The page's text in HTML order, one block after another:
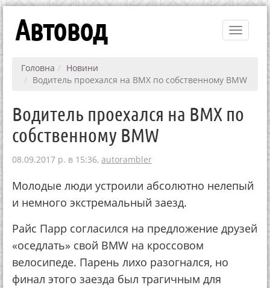
Toggle
Автовод
Головна
Новини
Водитель проехался на BMX по собственному BMW
Водитель проехался на BMX по
собственному BMW
08.09.2017 р. в 15:36, autorambler
Молодые люди устроили абсолютно нелепый
и немного экстремальный заезд.
Райс Парр согласился на предложение друзей
«оседлать» свой BMW на кроссовом
велосипеде. Парень лихо разогнался, но
финал этого заезда был трагичным для